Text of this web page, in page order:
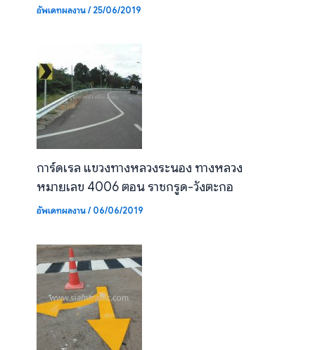
อัพเดทผลงาน/25/06/2019
การ์ดเรล แขวงทางหลวงระนอง ทางหลวง
หมายเลข 4006 ตอน ราชกรูด-วังตะกอ
อัพเดทผลงาน/06/06/2019